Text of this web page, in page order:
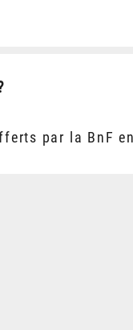
par la BnF